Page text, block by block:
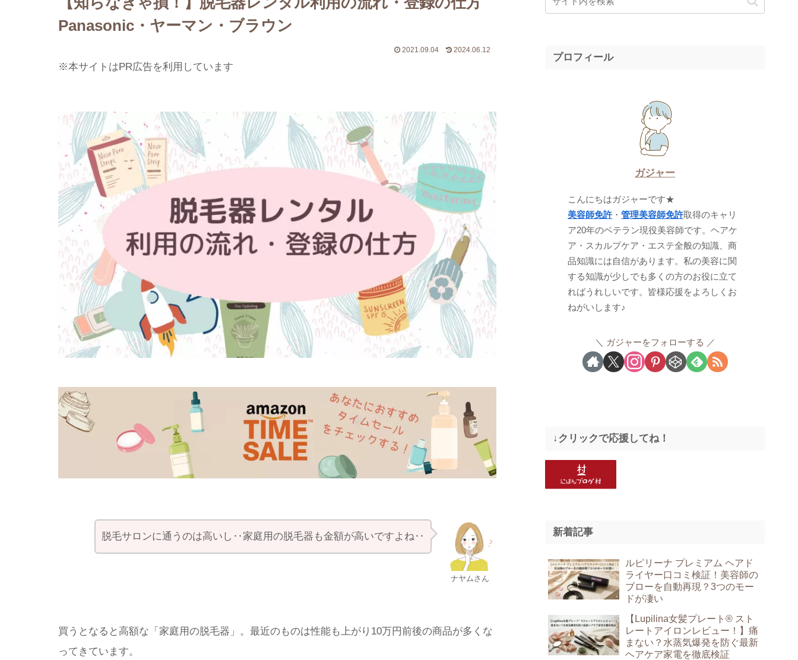
Panasonic・ヤーマン・ブラウン
2021.09.04 2024.06.12
※本サイトはPR広告を利用しています
ナヤムさん
脱毛サロンに通うのは高いし‥家庭用の脱毛器も金額が高いですよね‥
買うとなると高額な「家庭用の脱毛器」。最近のものは性能も上がり10万円前後の商品が多くな
ってきています。
プロフィール
ガジャー
こんにちはガジャーです★
美容師免許・管理美容師免許取得のキャリ
ア20年のベテラン現役美容師です。ヘアケ
ア・スカルプケア・エステ全般の知識、商
品知識には自信があります。私の美容に関
する知識が少しでも多くの方のお役に立て
ればうれしいです。皆様応援をよろしくお
ねがいします♪
ガジャーをフォローする
↓クリックで応援してね！
新着記事
ルピリーナ プレミアム ヘアド
ライヤー口コミ検証！美容師の
ブローを自動再現？3つのモー
ドが凄い
【Lupilina女髪プレート® スト
レートアイロンレビュー！】痛
まない？水蒸気爆発を防ぐ最新
ヘアケア家電を徹底検証